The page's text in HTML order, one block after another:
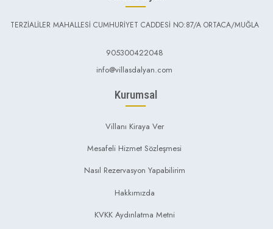
TERZİALİLER MAHALLESİ CUMHURİYET CADDESİ NO:87/A ORTACA/MUĞLA
905300422048
info@villasdalyan.com
Kurumsal
Villanı Kiraya Ver
Mesafeli Hizmet Sözleşmesi
Nasıl Rezervasyon Yapabilirim
Hakkımızda
KVKK Aydınlatma Metni